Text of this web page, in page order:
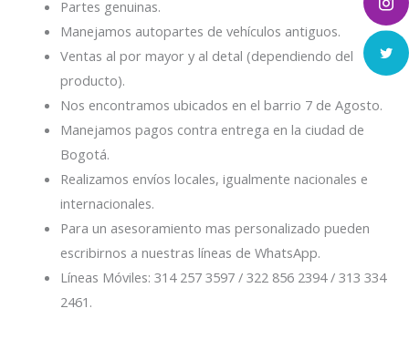
Partes genuinas.
Manejamos autopartes de vehículos antiguos.
Ventas al por mayor y al detal (dependiendo del
producto).
Nos encontramos ubicados en el barrio 7 de Agosto.
Manejamos pagos contra entrega en la ciudad de
Bogotá.
Realizamos envíos locales, igualmente nacionales e
internacionales.
Para un asesoramiento mas personalizado pueden
escribirnos a nuestras líneas de WhatsApp.
Líneas Móviles: 314 257 3597 / 322 856 2394 / 313 334
2461.